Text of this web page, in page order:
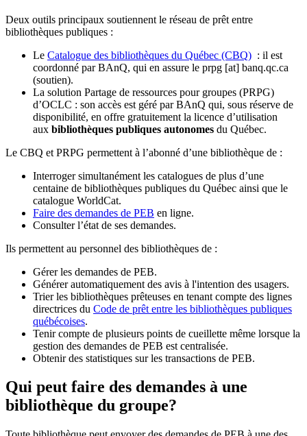
Deux outils principaux soutiennent le réseau de prêt entre
bibliothèques publiques :
Le Catalogue des bibliothèques du Québec (CBQ) : il est
coordonné par BAnQ, qui en assure le prpg [at] banq.qc.ca
(soutien).
La solution Partage de ressources pour groupes (PRPG)
d’OCLC : son accès est géré par BAnQ qui, sous réserve de
disponibilité, en offre gratuitement la licence d’utilisation
aux bibliothèques publiques autonomes du Québec.
Le CBQ et PRPG permettent à l’abonné d’une bibliothèque de :
Interroger simultanément les catalogues de plus d’une
centaine de bibliothèques publiques du Québec ainsi que le
catalogue WorldCat.
Faire des demandes de PEB en ligne.
Consulter l’état de ses demandes.
Ils permettent au personnel des bibliothèques de :
Gérer les demandes de PEB.
Générer automatiquement des avis à l'intention des usagers.
Trier les bibliothèques prêteuses en tenant compte des lignes
directrices du Code de prêt entre les bibliothèques publiques
québécoises.
Tenir compte de plusieurs points de cueillette même lorsque la
gestion des demandes de PEB est centralisée.
Obtenir des statistiques sur les transactions de PEB.
Qui peut faire des demandes à une
bibliothèque du groupe?